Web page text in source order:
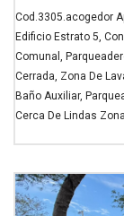
Cod.3305.acogedor
Edificio Estrato 5,
Comunal,
Cerrada, Zona De
Baño Auxiliar,
Cerca De Lindas